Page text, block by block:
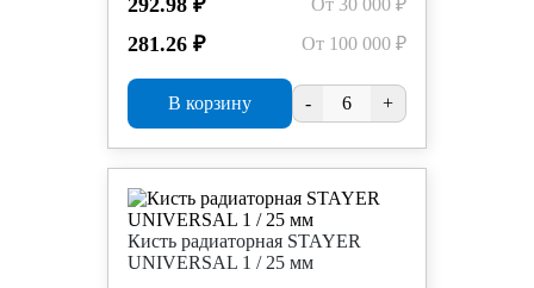
281.26 ₽ От 100 000 ₽
В корзину - +
Кисть радиаторная STAYER
UNIVERSAL 1 / 25 мм